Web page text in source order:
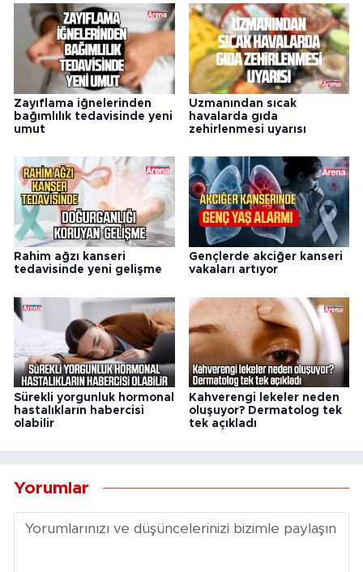
Zayıflama iğnelerinden
bağımlılık tedavisinde yeni
umut
Uzmanından sıcak
havalarda gıda
zehirlenmesi uyarısı
Rahim ağzı kanseri
tedavisinde yeni gelişme
Gençlerde akciğer kanseri
vakaları artıyor
Sürekli yorgunluk hormonal
hastalıkların habercisi
olabilir
Kahverengi lekeler neden
oluşuyor? Dermatolog tek
tek açıkladı
Yorumlar